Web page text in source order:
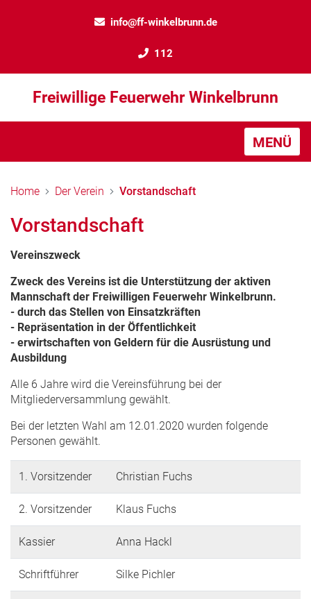
info@ff-winkelbrunn.de
112
Freiwillige Feuerwehr Winkelbrunn
MENÜ
Home Der Verein Vorstandschaft
Vorstandschaft
Vereinszweck
Zweck des Vereins ist die Unterstützung der aktiven
Mannschaft der Freiwilligen Feuerwehr Winkelbrunn.
- durch das Stellen von Einsatzkräften
- Repräsentation in der Öffentlichkeit
- erwirtschaften von Geldern für die Ausrüstung und
Ausbildung
Alle 6 Jahre wird die Vereinsführung bei der
Mitgliederversammlung gewählt.
Bei der letzten Wahl am 12.01.2020 wurden folgende
Personen gewählt.
1. Vorsitzender Christian Fuchs
2. Vorsitzender Klaus Fuchs
Kassier Anna Hackl
Schriftführer Silke Pichler